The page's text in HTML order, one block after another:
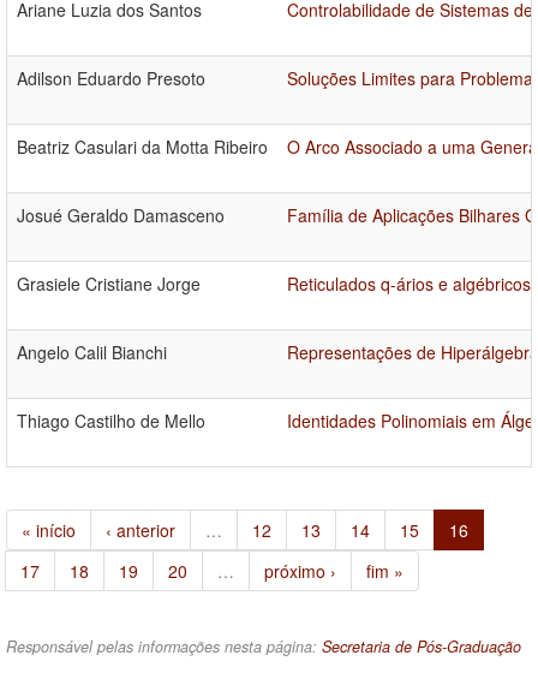
Ariane Luzia dos Santos Controlabilidade de Sistemas
Adilson Eduardo Presoto Soluções Limites para
Beatriz Casulari da Motta Ribeiro O Arco Associado a uma
Josué Geraldo Damasceno Família de Aplicações Bilhares
Grasiele Cristiane Jorge Reticulados q-ários e algébricos
Angelo Calil Bianchi Representações de
Thiago Castilho de Mello Identidades Polinomiais em
« início ‹ anterior … 12 13 14 15
16
17
18 19 20 … próximo › fim »
Responsável pelas informações nesta página: Secretaria de Pós-Graduação